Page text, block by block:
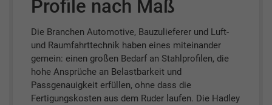
Profile nach Maß
Die Branchen Automotive, Bauzulieferer und Luft-
und Raumfahrttechnik haben eines miteinander
gemein: einen großen Bedarf an Stahlprofilen, die
hohe Ansprüche an Belastbarkeit und
Passgenauigkeit erfüllen, ohne dass die
Fertigungskosten aus dem Ruder laufen. Die Hadley